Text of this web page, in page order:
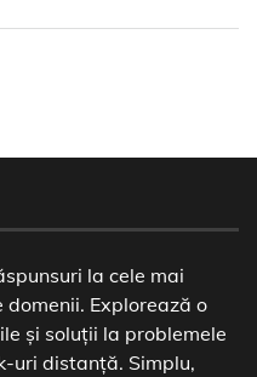
la cele mai
Explorează o
și soluții la problemele
uri distanță. Simplu,